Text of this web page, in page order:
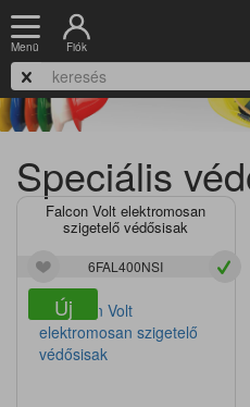
Menü Fiók
Speciális
Falcon Volt elektromosan
szigetelő védősisak
6FAL400NSI
Új